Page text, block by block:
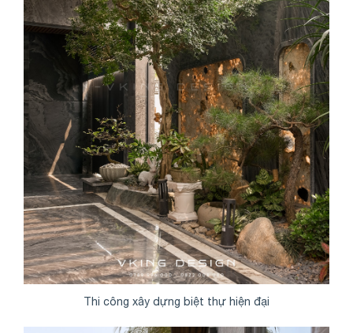
Share
Thi công xây dựng biệt thự hiện đại